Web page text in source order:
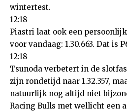
wintertest.
12:18
Piastri laat ook een
voor vandaag: 1.30.663. Dat is
12:18
Tsunoda verbetert in de
zijn rondetijd naar 1.32.357,
natuurlijk nog altijd niet
Racing Bulls met wellicht een